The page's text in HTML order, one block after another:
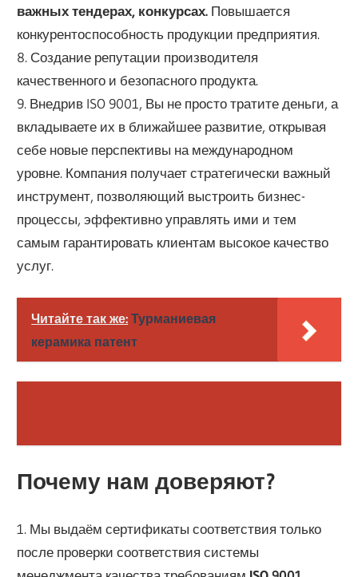
важных тендерах, конкурсах. Повышается
конкурентоспособность продукции предприятия.
8. Создание репутации производителя
качественного и безопасного продукта.
9. Внедрив ISO 9001, Вы не просто тратите деньги, а
вкладываете их в ближайшее развитие, открывая
себе новые перспективы на международном
уровне. Компания получает стратегически важный
инструмент, позволяющий выстроить бизнес-
процессы, эффективно управлять ими и тем
самым гарантировать клиентам высокое качество
услуг.
Читайте так же: Турманиевая
керамика патент
Почему нам доверяют?
1. Мы выдаём сертификаты соответствия только
после проверки соответствия системы